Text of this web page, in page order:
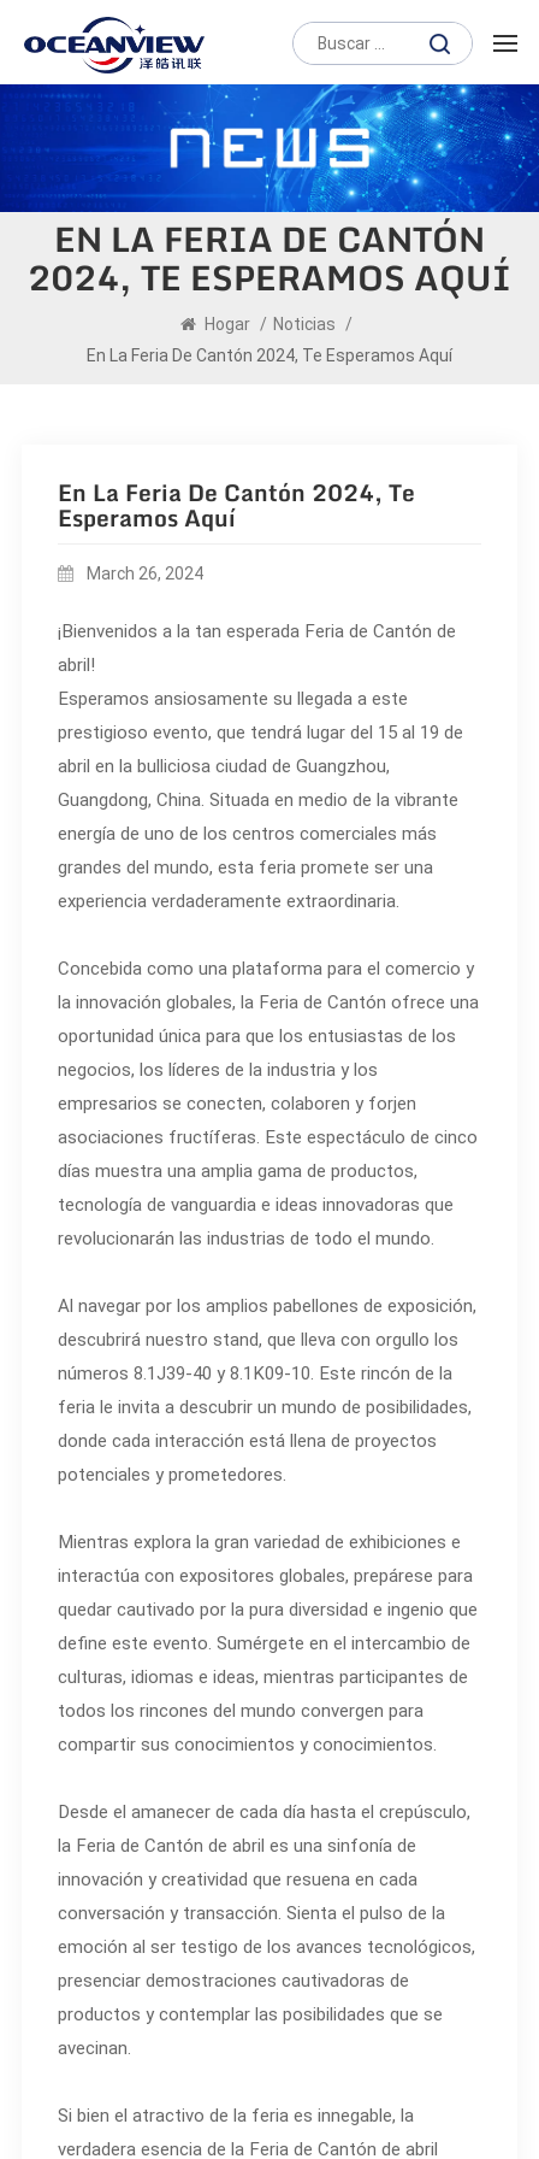
EN LA FERIA DE CANTÓN
2024, TE ESPERAMOS AQUÍ
Hogar / Noticias
/
En La Feria De Cantón 2024, Te Esperamos Aquí
En La Feria De Cantón 2024, Te
Esperamos Aquí
March 26, 2024
¡Bienvenidos a la tan esperada Feria de Cantón de
abril!
Esperamos ansiosamente su llegada a este
prestigioso evento, que tendrá lugar del 15 al 19 de
abril en la bulliciosa ciudad de Guangzhou,
Guangdong, China. Situada en medio de la vibrante
energía de uno de los centros comerciales más
grandes del mundo, esta feria promete ser una
experiencia verdaderamente extraordinaria.
Concebida como una plataforma para el comercio y
la innovación globales, la Feria de Cantón ofrece una
oportunidad única para que los entusiastas de los
negocios, los líderes de la industria y los
empresarios se conecten, colaboren y forjen
asociaciones fructíferas. Este espectáculo de cinco
días muestra una amplia gama de productos,
tecnología de vanguardia e ideas innovadoras que
revolucionarán las industrias de todo el mundo.
Al navegar por los amplios pabellones de exposición,
descubrirá nuestro stand, que lleva con orgullo los
números 8.1J39-40 y 8.1K09-10. Este rincón de la
feria le invita a descubrir un mundo de posibilidades,
donde cada interacción está llena de proyectos
potenciales y prometedores.
Mientras explora la gran variedad de exhibiciones e
interactúa con expositores globales, prepárese para
quedar cautivado por la pura diversidad e ingenio que
define este evento. Sumérgete en el intercambio de
culturas, idiomas e ideas, mientras participantes de
todos los rincones del mundo convergen para
compartir sus conocimientos y conocimientos.
Desde el amanecer de cada día hasta el crepúsculo,
la Feria de Cantón de abril es una sinfonía de
innovación y creatividad que resuena en cada
conversación y transacción. Sienta el pulso de la
emoción al ser testigo de los avances tecnológicos,
presenciar demostraciones cautivadoras de
productos y contemplar las posibilidades que se
avecinan.
Si bien el atractivo de la feria es innegable, la
verdadera esencia de la Feria de Cantón de abril